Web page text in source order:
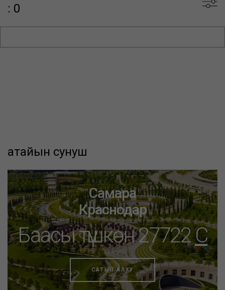
: 0
атайын сунуш
Самара
Краснодар
Баасы түшкөн 27722C
САТЫП АЛУУ